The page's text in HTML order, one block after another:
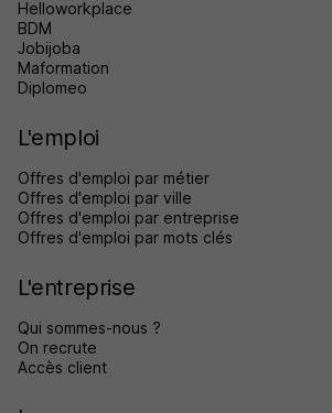
Helloworkplace
BDM
Jobijoba
Maformation
Diplomeo
L'emploi
Offres d'emploi par métier
Offres d'emploi par ville
Offres d'emploi par entreprise
Offres d'emploi par mots clés
L'entreprise
Qui sommes-nous ?
On recrute
Accès client